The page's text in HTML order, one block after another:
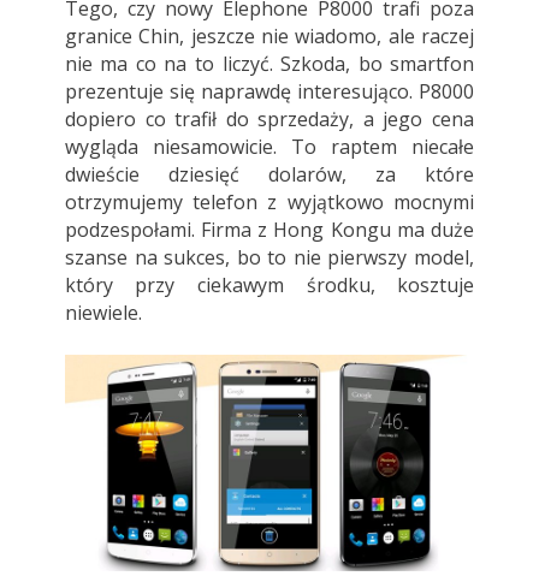
Tego, czy nowy Elephone P8000 trafi poza
granice Chin, jeszcze nie wiadomo, ale raczej
nie ma co na to liczyć. Szkoda, bo smartfon
prezentuje się naprawdę interesująco. P8000
dopiero co trafił do sprzedaży, a jego cena
wygląda niesamowicie. To raptem niecałe
dwieście dziesięć dolarów, za które
otrzymujemy telefon z wyjątkowo mocnymi
podzespołami. Firma z Hong Kongu ma duże
szanse na sukces, bo to nie pierwszy model,
który przy ciekawym środku, kosztuje
niewiele.